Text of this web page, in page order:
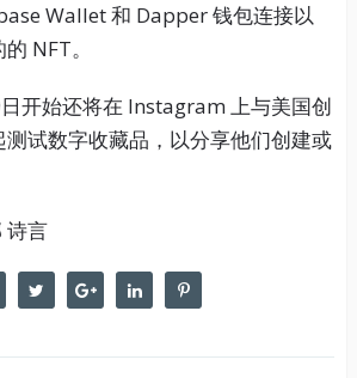
Wallet 和 Dapper 钱包连接以
NFT。
开始还将在 Instagram 上与美国创
试数字收藏品，以分享他们创建或
诗言